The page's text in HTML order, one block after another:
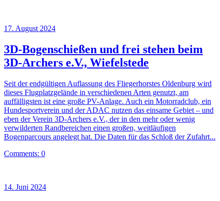
17. August 2024
3D-Bogenschießen und frei stehen beim
3D-Archers e.V., Wiefelstede
Seit der endgültigen Auflassung des Fliegerhorstes Oldenburg wird
dieses Flugplatzgelände in verschiedenen Arten genutzt, am
auffälligsten ist eine große PV-Anlage. Auch ein Motorradclub, ein
Hundesportverein und der ADAC nutzen das einsame Gebiet – und
eben der Verein 3D-Archers e.V., der in den mehr oder wenig
verwilderten Randbereichen einen großen, weitläufigen
Bogenparcours angelegt hat. Die Daten für das Schloß der Zufahrt...
Comments: 0
14. Juni 2024